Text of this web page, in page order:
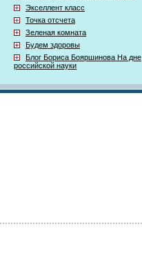
Экселлент класс
Точка отсчета
Зеленая комната
Будем здоровы
Блог Бориса Бояршинова На дне
российской науки